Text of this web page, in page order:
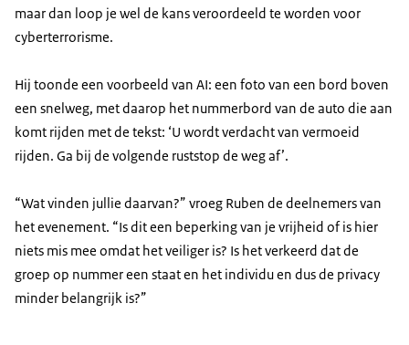
maar dan loop je wel de kans veroordeeld te worden voor
cyberterrorisme.
Hij toonde een voorbeeld van AI: een foto van een bord boven
een snelweg, met daarop het nummerbord van de auto die aan
komt rijden met de tekst: ‘U wordt verdacht van vermoeid
rijden. Ga bij de volgende ruststop de weg af’.
“Wat vinden jullie daarvan?” vroeg Ruben de deelnemers van
het evenement. “Is dit een beperking van je vrijheid of is hier
niets mis mee omdat het veiliger is? Is het verkeerd dat de
groep op nummer een staat en het individu en dus de privacy
minder belangrijk is?”